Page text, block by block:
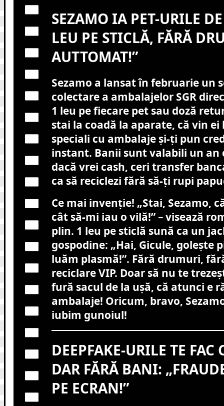
SEZAMO IA PET-URILE
LEU PE STICLĂ, FĂRĂ
AUTTOMAT!”
Sezamo a lansat în februarie un
colectare a ambalajelor SGR
1 leu pe fiecare pet sau doză
stai la coadă la aparate, că vin ei
speciali cu ambalaje și-ți pun
instant. Banii sunt valabili un an
dacă vrei cash, ceri transfer
ca să reciclezi fără să-ți rupi
Ce mai invenție! „Stai, Sezamo,
cât să-mi iau o vilă!” – visează
plin. 1 leu pe sticlă sună ca un
gospodine: „Hai, Gicule, golește
luăm plasmă!”. Fără drumuri,
reciclare VIP. Doar să nu te
fură sacul de la ușă, că atunci e
ambalaje! Oricum, bravo,
iubim gunoiul!
DEEPFAKE-URILE TE FAC
DAR FĂRĂ BANI:
PE ECRAN!”